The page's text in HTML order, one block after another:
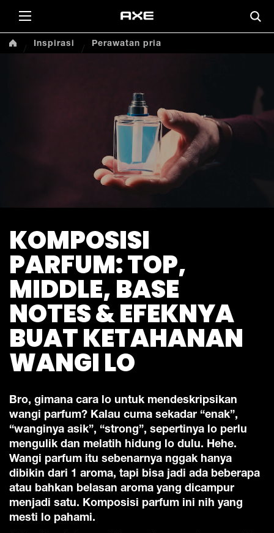
Inspirasi Perawatan pria
KOMPOSISI
PARFUM: TOP,
MIDDLE, BASE
NOTES & EFEKNYA
BUAT KETAHANAN
WANGI LO
Bro, gimana cara lo untuk mendeskripsikan
wangi parfum? Kalau cuma sekadar “enak”,
“wanginya asik”, “strong”, sepertinya lo perlu
mengulik dan melatih hidung lo dulu. Hehe.
Wangi parfum itu sebenarnya nggak hanya
dibikin dari 1 aroma, tapi bisa jadi ada beberapa
atau bahkan belasan aroma yang dicampur
menjadi satu. Komposisi parfum ini nih yang
mesti lo pahami.